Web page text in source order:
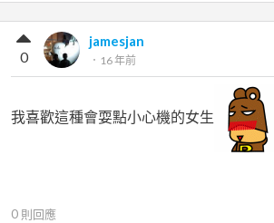
jamesjan
． 16 年前
0
我喜歡這種會耍點小心機的女生
0 則回應